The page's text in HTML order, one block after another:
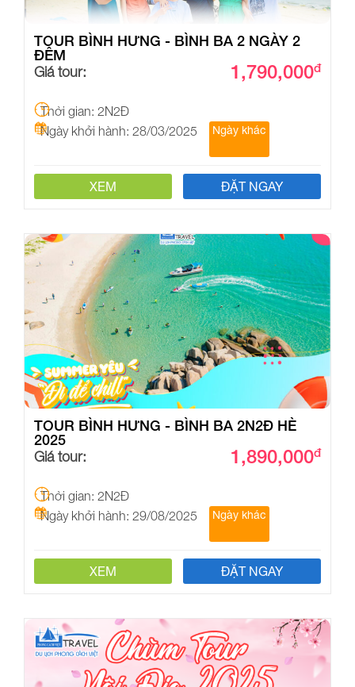
TOUR BÌNH HƯNG - BÌNH BA 2 NGÀY 2
ĐÊM
Giá tour: 1,790,000đ
Thời gian: 2N2Đ
Ngày khởi hành: 28/03/2025
Ngày khác
XEM ĐẶT NGAY
TOUR BÌNH HƯNG - BÌNH BA 2N2Đ HÈ
2025
Giá tour: 1,890,000đ
Thời gian: 2N2Đ
Ngày khởi hành: 29/08/2025
Ngày khác
XEM ĐẶT NGAY